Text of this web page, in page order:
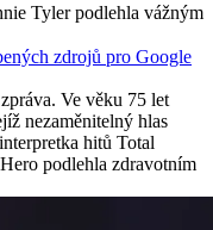
Tyler podlehla vážným
zdrojů pro Google
Ve věku 75 let
nezaměnitelný hlas
hitů Total
podlehla zdravotním